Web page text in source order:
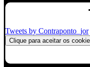
Tweets by Contraponto_jor
Clique para aceitar os